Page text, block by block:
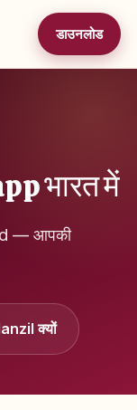
डाउनलोड
भारत में
— आपकी
क्यों